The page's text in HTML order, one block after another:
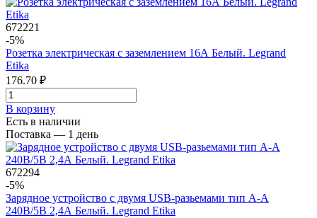
672221
-5%
Розетка электрическая с заземлением 16А Белый. Legrand
Etika
176.70 ₽
В корзинy
Есть в наличии
Поставка — 1 день
672294
-5%
Зарядное устройство с двумя USB-разьемами тип А-А
240В/5В 2,4А Белый. Legrand Etika